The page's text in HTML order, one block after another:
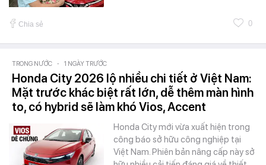
Chia sẻ 0
TRONG NƯỚC - 1 NGÀY TRƯỚC
Honda City 2026 lộ nhiều chi tiết ở Việt Nam:
Mặt trước khác biệt rất lớn, dễ thêm màn hình
to, có hybrid sẽ làm khó Vios, Accent
Honda City mới vừa xuất hiện trong
công báo sở hữu công nghiệp tại
Việt Nam. Phiên bản nâng cấp này sở